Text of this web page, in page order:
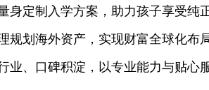
定制入学方案，助力孩子享受纯
划海外资产，实现财富全球化布
、口碑积淀，以专业能力与贴心